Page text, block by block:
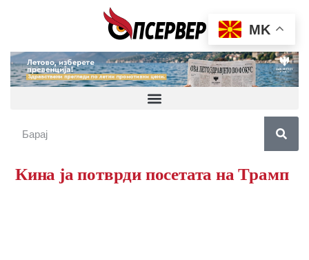
Кина ја потврди посетата на Трамп
MK